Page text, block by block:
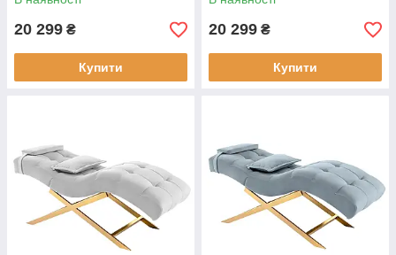
Темно-рожева
20 299 ₴
Купити
Темно-синя
20 299 ₴
Купити